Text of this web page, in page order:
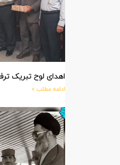
اهدای لوح تبریک ترفیع امیر سرتیپ۲ ستاد حسین صادق زاده
ادامه مطلب »